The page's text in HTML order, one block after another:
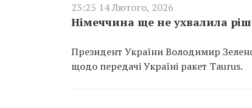
23:25 14 Лютого, 2026
Німеччина ще не ухвалила
Президент України Володимир
щодо передачі Україні ракет Taurus.